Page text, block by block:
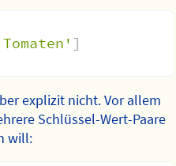
]
explizit nicht. Vor allem
Schlüssel-Wert-Paare
will: